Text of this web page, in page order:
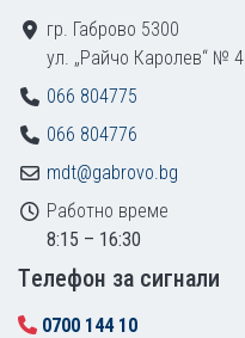
гр. Габрово 5300
ул. „Райчо Каролев“ № 4
066 804775
066 804776
mdt@gabrovo.bg
Работно време
8:15 – 16:30
Tелефон за сигнали
0700 144 10